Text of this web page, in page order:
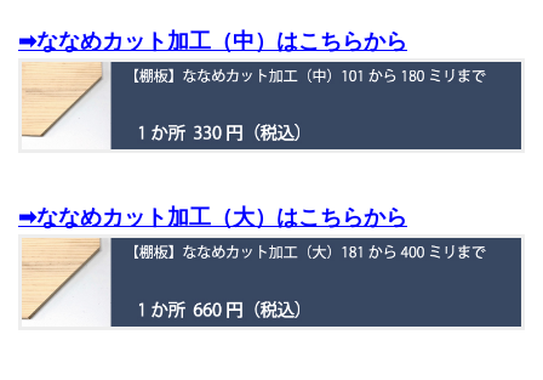
➡ななめカット加工（中）はこちらから
➡ななめカット加工（大）はこちらから